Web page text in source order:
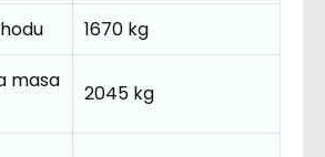
1670 kg
masa
2045 kg